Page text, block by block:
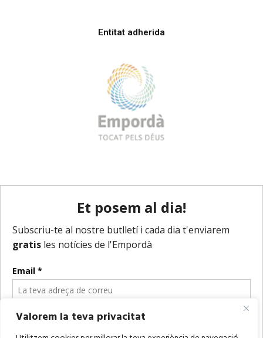
Valorem la teva privacitat
Entitat adherida